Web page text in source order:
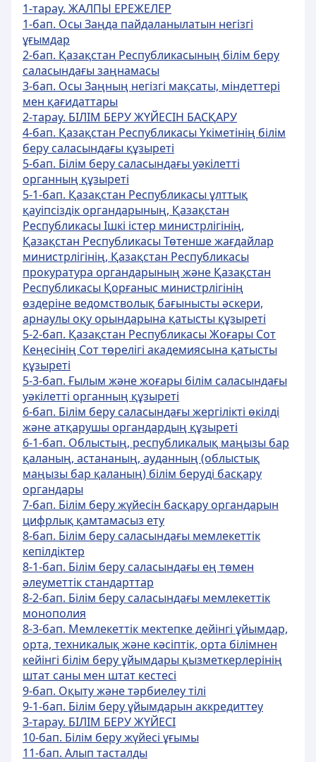
1-тарау. ЖАЛПЫ ЕРЕЖЕЛЕР
1-бап. Осы Заңда пайдаланылатын негізгі
ұғымдар
2-бап. Қазақстан Республикасының білім беру
саласындағы заңнамасы
3-бап. Осы Заңның негізгі мақсаты, міндеттері
мен қағидаттары
2-тарау. БІЛІМ БЕРУ ЖҮЙЕСІН БАСҚАРУ
4-бап. Қазақстан Республикасы Үкіметінің білім
беру саласындағы құзыреті
5-бап. Білім беру саласындағы уәкілетті
органның құзыреті
5-1-бап. Қазақстан Республикасы ұлттық
қауіпсіздік органдарының, Қазақстан
Республикасы Ішкі істер министрлігінің,
Қазақстан Республикасы Төтенше жағдайлар
министрлігінің, Қазақстан Республикасы
прокуратура органдарының және Қазақстан
Республикасы Қорғаныс министрлігінің
өздеріне ведомстволық бағынысты әскери,
арнаулы оқу орындарына қатысты құзыреті
5-2-бап. Қазақстан Республикасы Жоғары Сот
Кеңесінің Сот төрелігі академиясына қатысты
құзыреті
5-3-бап. Ғылым және жоғары білім саласындағы
уәкілетті органның құзыреті
6-бап. Білім беру саласындағы жергілікті өкілді
және атқарушы органдардың құзыреті
6-1-бап. Облыстың, республикалық маңызы бар
қаланың, астананың, ауданның (облыстық
маңызы бар қаланың) білім беруді басқару
органдары
7-бап. Білім беру жүйесін басқару органдарын
цифрлық қамтамасыз ету
8-бап. Білім беру саласындағы мемлекеттік
кепілдіктер
8-1-бап. Білім беру саласындағы ең төмен
әлеуметтік стандарттар
8-2-бап. Білім беру саласындағы мемлекеттік
монополия
8-3-бап. Мемлекеттік мектепке дейінгі ұйымдар,
орта, техникалық және кәсіптік, орта білімнен
кейінгі білім беру ұйымдары қызметкерлерінің
штат саны мен штат кестесі
9-бап. Оқыту және тәрбиелеу тілі
9-1-бап. Білім беру ұйымдарын аккредиттеу
3-тарау. БІЛІМ БЕРУ ЖҮЙЕСІ
10-бап. Білім беру жүйесі ұғымы
11-бап. Алып тасталды